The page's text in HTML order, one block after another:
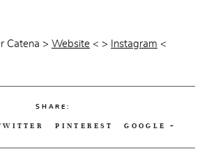
Catena > Website < > Instagram <
SHARE:
PINTEREST GOOGLE +